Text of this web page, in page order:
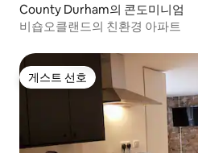
County Durham의 콘도미니엄
비숍오클랜드의 친환경 아파트
게스트 선호
게스트 선호